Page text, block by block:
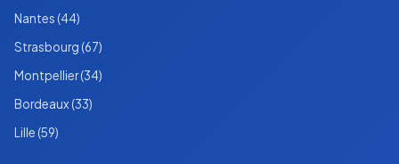
Nantes (44)
Strasbourg (67)
Montpellier (34)
Bordeaux (33)
Lille (59)